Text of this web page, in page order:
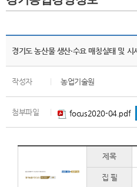
경기도 농산물 생산·수요 매칭실태 및 시
작성자 농업기술원
첨부파일 focus2020-04.pdf
제목
집 필